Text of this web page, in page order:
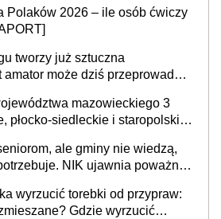
Polaków 2026 – ile osób ćwiczy
tworzy już sztuczna
może dziś przeprowadzić
mazowieckiego 3
płocko-siedleckie i staropolskie.
ale gminy nie wiedzą,
NIK ujawnia poważną
wyrzucić torebki od przypraw:
Gdzie wyrzucić